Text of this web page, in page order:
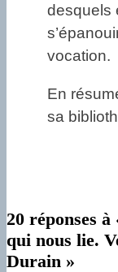
desquels
vocation.
En
sa
20 réponses
qui nous lie.
Durain »